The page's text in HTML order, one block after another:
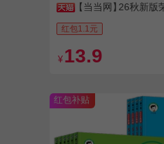
【当当网】26秋新版
版
红包1.1元
¥ 13.9
红包补贴